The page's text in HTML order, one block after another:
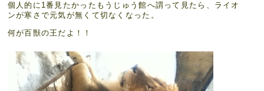
個人的に1番見たかったもうじゅう館へ謂って見たら、ライオ
ンが寒さで元気が無くて切なくなった。
何が百獣の王だよ！！